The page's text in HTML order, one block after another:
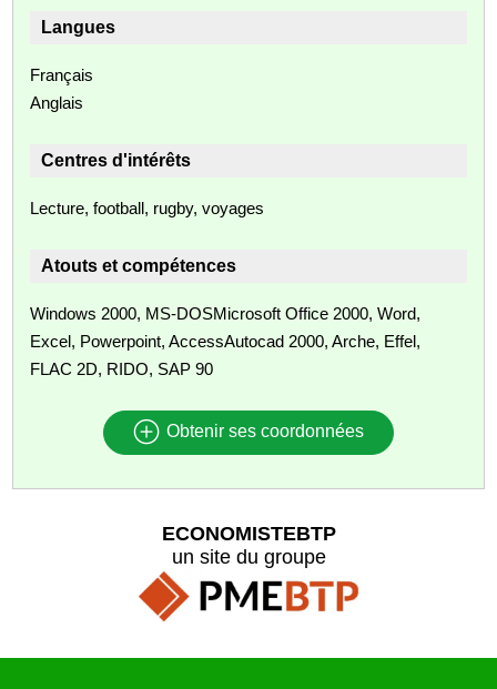
Langues
Français
Anglais
Centres d'intérêts
Lecture, football, rugby, voyages
Atouts et compétences
Windows 2000, MS-DOSMicrosoft Office 2000, Word,
Excel, Powerpoint, AccessAutocad 2000, Arche, Effel,
FLAC 2D, RIDO, SAP 90
Obtenir ses coordonnées
ECONOMISTEBTP
un site du groupe